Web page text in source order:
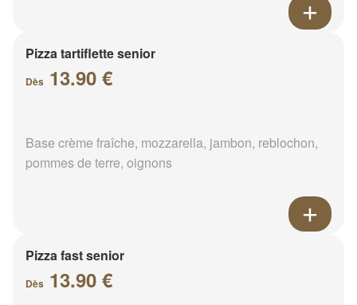
Pizza tartiflette senior
Dès 13.90 €
Base crème fraîche, mozzarella, jambon, reblochon,
pommes de terre, oignons
Pizza fast senior
Dès 13.90 €